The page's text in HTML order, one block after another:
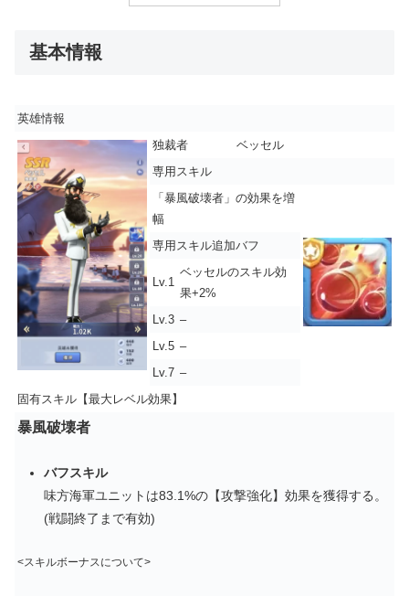
基本情報
英雄情報
独裁者
ベッセル
専用スキル
「暴風破壊者 」の効果を増
幅
専用スキル追加バフ
Lv.1
ベッセルのスキル効
果+2%
Lv.3 –
Lv.5 –
Lv.7 –
固有スキル【最大レベル効果】
暴風破壊者
バフスキル
味方海軍ユニットは83.1%の【攻撃強化】効果を獲得する。
(戦闘終了まで有効)
<スキルボーナスについて>